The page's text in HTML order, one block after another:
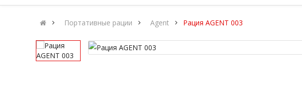
Портативные рации Agent Рация AGENT 003